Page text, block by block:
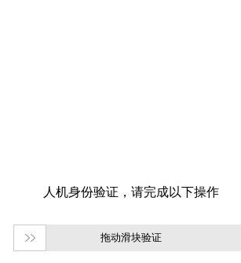
拖动滑块验证